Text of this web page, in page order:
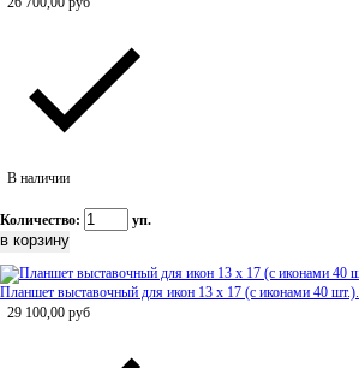
В наличии
Количество: уп.
Планшет выставочный для икон 13 х 17 (с иконами 40 шт.).
29 100,00 руб